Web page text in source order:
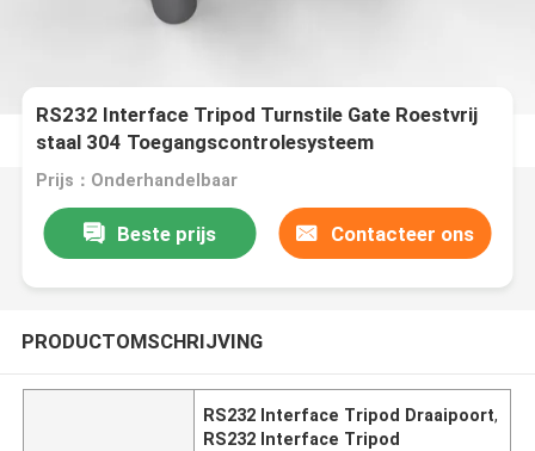
RS232 Interface Tripod Turnstile Gate Roestvrij
staal 304 Toegangscontrolesysteem
Prijs：Onderhandelbaar
Beste prijs Contacteer ons
PRODUCTOMSCHRIJVING
RS232 Interface Tripod Draaipoort,
RS232 Interface Tripod